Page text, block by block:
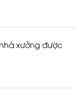
xưởng được